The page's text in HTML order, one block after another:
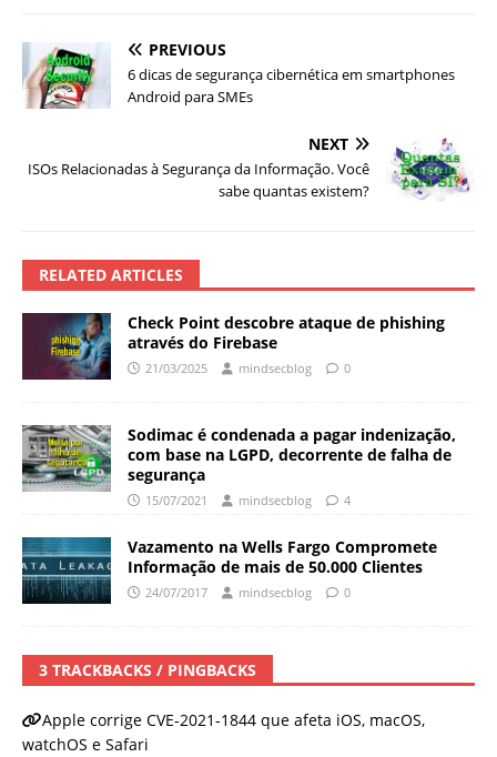
PREVIOUS
6 dicas de segurança cibernética em smartphones
Android para SMEs
NEXT
ISOs Relacionadas à Segurança da Informação. Você
sabe quantas existem?
RELATED ARTICLES
Check Point descobre ataque de phishing
através do Firebase
21/03/2025 mindsecblog 0
Sodimac é condenada a pagar indenização,
com base na LGPD, decorrente de falha de
segurança
15/07/2021 mindsecblog 4
Vazamento na Wells Fargo Compromete
Informação de mais de 50.000 Clientes
24/07/2017 mindsecblog 0
3 TRACKBACKS / PINGBACKS
Apple corrige CVE-2021-1844 que afeta iOS, macOS,
watchOS e Safari